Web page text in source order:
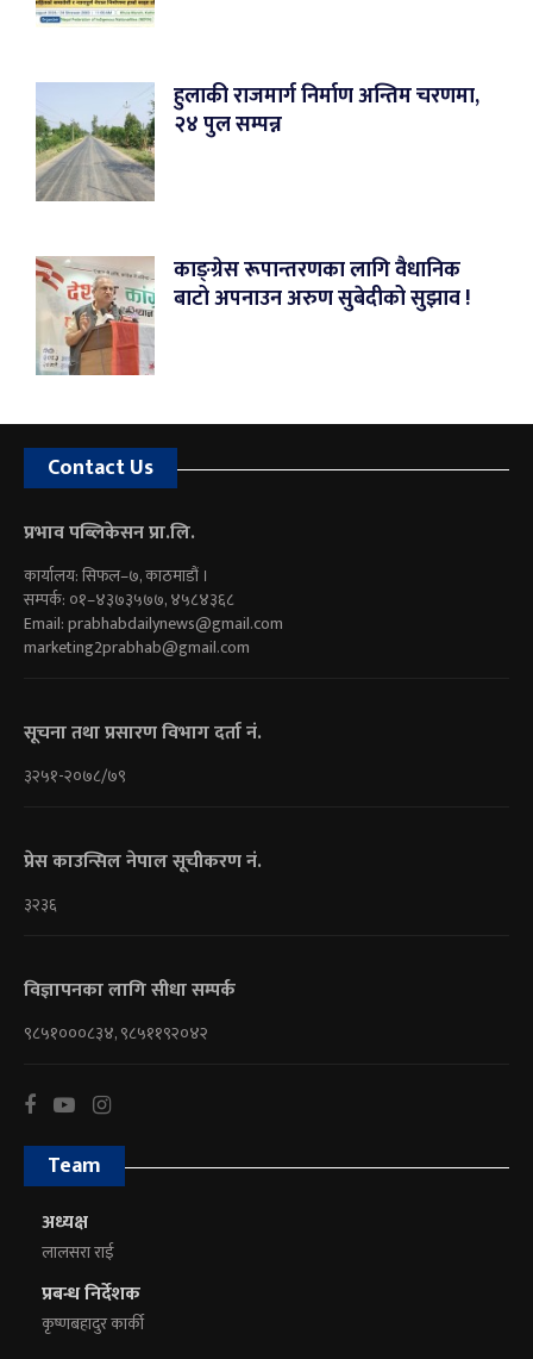
हुलाकी राजमार्ग निर्माण अन्तिम चरणमा,
२४ पुल सम्पन्न
काङ्ग्रेस रूपान्तरणका लागि वैधानिक
बाटो अपनाउन अरुण सुबेदीको सुझाव !
Contact Us
प्रभाव पब्लिकेसन प्रा.लि.
कार्यालय: सिफल–७, काठमाडौं ।
सम्पर्क: ०१–४३७३५७७, ४५८४३६८
Email:prabhabdailynews@gmail.com
marketing2prabhab@gmail.com
सूचना तथा प्रसारण विभाग दर्ता नं.
३२५१-२०७८/७९
प्रेस काउन्सिल नेपाल सूचीकरण नं.
३२३६
विज्ञापनका लागि सीधा सम्पर्क
९८५१०००८३४, ९८५११९२०४२
Team
अध्यक्ष
लालसरा राई
प्रबन्ध निर्देशक
कृष्णबहादुर कार्की